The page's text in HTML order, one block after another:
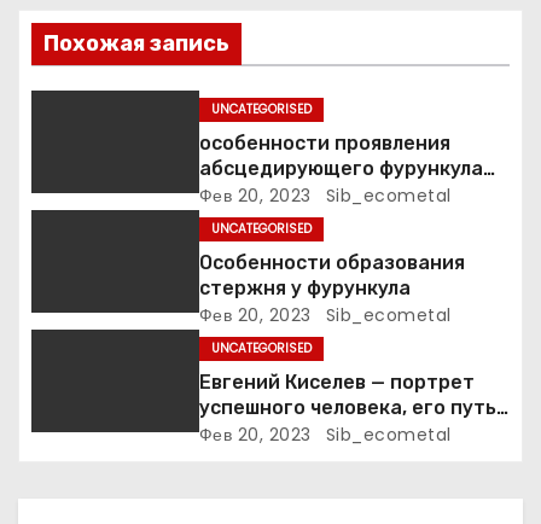
п
о
с
м
Похожая запись
UNCATEGORISED
особенности проявления
абсцедирующего фурункула
код по МКБ-10
Фев 20, 2023 Sib_ecometal
UNCATEGORISED
Особенности образования
стержня у фурункула
Фев 20, 2023 Sib_ecometal
UNCATEGORISED
Евгений Киселев — портрет
успешного человека, его путь
к славе и личное счастье
Фев 20, 2023 Sib_ecometal